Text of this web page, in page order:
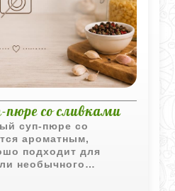
пюре со сливками
суп-пюре со
ароматным,
подходит для
необычного